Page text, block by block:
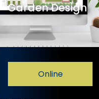
Garden Design
Online